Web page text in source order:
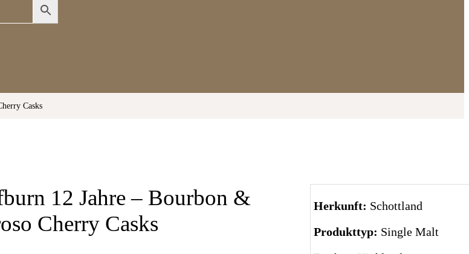
Casks
12 Jahre – Bourbon &
Cherry Casks
Herkunft: Schottland
Produkttyp: Single Malt